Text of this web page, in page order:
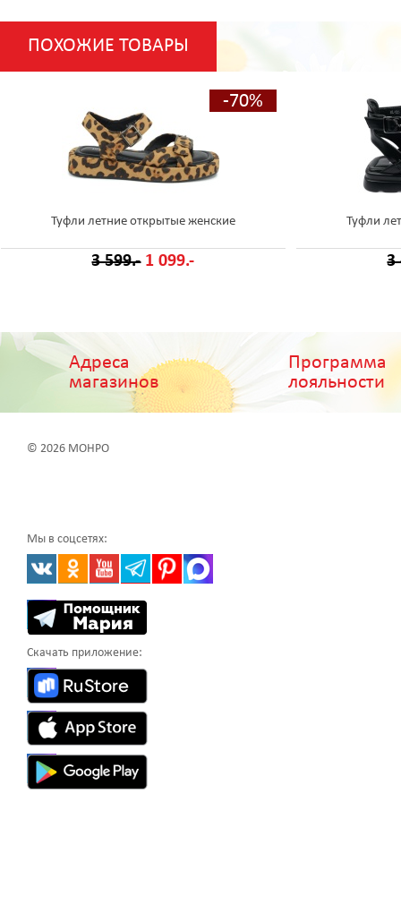
ПОХОЖИЕ ТОВАРЫ
-70%
Туфли летние открытые женские
3 599.- 1 099.-
Туфли
3
Адреса
магазинов
Программа
лояльности
© 2026 МОНРО
Мы в соцсетях:
Скачать приложение: